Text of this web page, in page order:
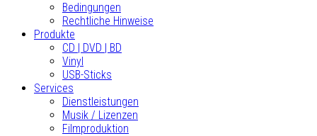
Bedingungen
Rechtliche Hinweise
Produkte
CD | DVD | BD
Vinyl
USB-Sticks
Services
Dienstleistungen
Musik / Lizenzen
Filmproduktion